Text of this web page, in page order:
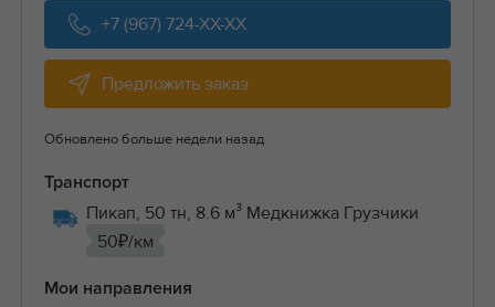
+7 (967) 724-XX-XX
Предложить заказ
Обновлено больше недели назад
Транспорт
Пикап, 50 тн, 8.6 м³ Медкнижка Грузчики
50₽/км
Мои направления